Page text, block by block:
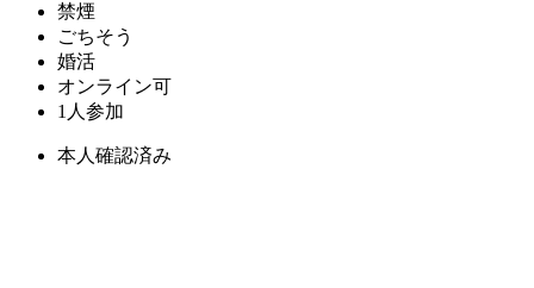
禁煙
ごちそう
婚活
オンライン可
1人参加
本人確認済み